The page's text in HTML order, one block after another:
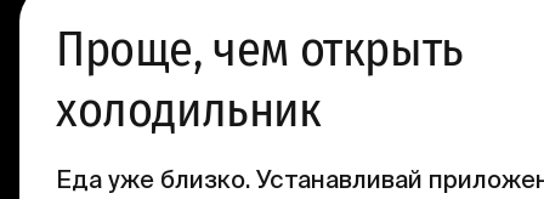
Проще, чем открыть
холодильник
Еда уже близко. Устанавливай